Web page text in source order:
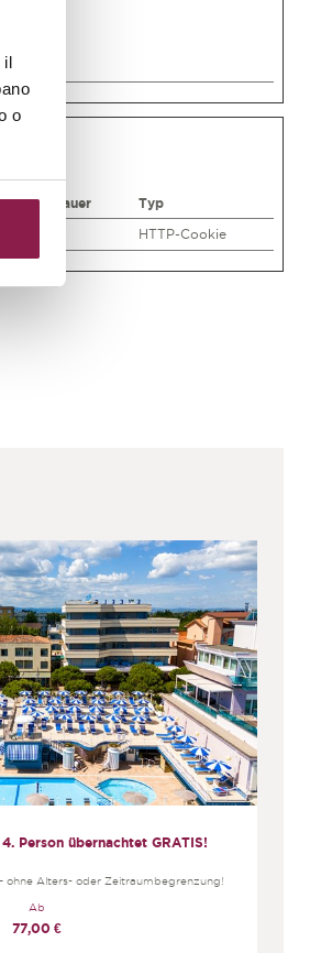
il
o
Typ
HTTP-Cookie
Person übernachtet GRATIS!
ohne Alters- oder Zeitraumbegrenzung!
Ab
77,00 €